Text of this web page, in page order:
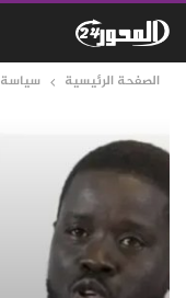
الصفحة الرئيسية سياسة